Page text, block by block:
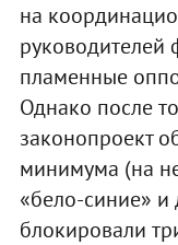
на
руководителей
пламенные
Однако после
законопроект
минимума (на
«бело-синие» и
блокировали